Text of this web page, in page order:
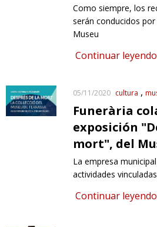
Como siempre, los
serán conducidos
Museu
Continuar
05/11/2020 cultura
Funerària
exposición
mort", del
La empresa
actividades
Continuar